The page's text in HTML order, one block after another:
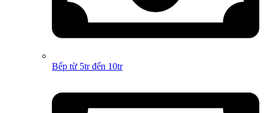
Bếp từ 5tr đến 10tr